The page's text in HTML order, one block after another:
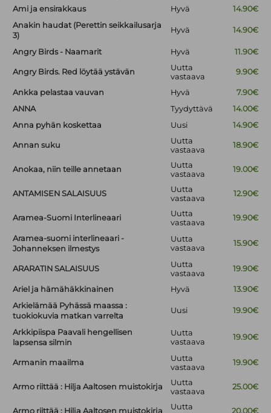
Ami ja ensirakkaus
Hyvä
14.90€
Anakin haudat (Perettin seikkailusarja
3)
Hyvä 14.90€
Angry Birds - Naamarit Hyvä 11.90€
Angry Birds. Red löytää ystävän
Uutta
vastaava
9.90€
Ankka pelastaa vauvan Hyvä
7.90€
ANNA
Tyydyttävä
14.00€
Anna pyhän koskettaa
Uusi 14.90€
Annan suku
Uutta
vastaava
18.90€
Anokaa, niin teille annetaan
Uutta
vastaava
19.00€
ANTAMISEN SALAISUUS
Uutta
vastaava
12.90€
Aramea-Suomi Interlineaari
Uutta
vastaava
19.90€
Aramea-suomi interlineaari -
Johanneksen ilmestys
Uutta
vastaava
15.90€
ARARATIN SALAISUUS
Uutta
vastaava
19.90€
Ariel ja hämähäkkinainen Hyvä
13.90€
Arkielämää Pyhässä maassa :
tuokiokuvia matkan varrelta
Uusi 19.90€
Arkkipiispa Paavali hengellisen
lapsensa silmin
Uutta
vastaava
19.90€
Armanin maailma
Uutta
vastaava
19.90€
Armo riittää : Hilja Aaltosen muistokirja
Uutta
vastaava
25.00€
Armo riittää : Hilja Aaltosen muistokirja
Uutta
20.00€